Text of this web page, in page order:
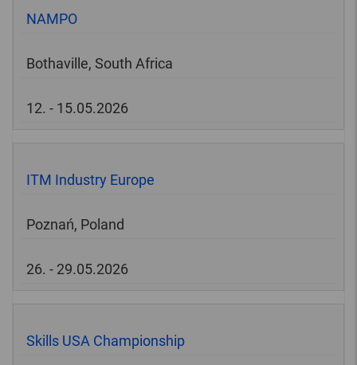
NAMPO
Bothaville, South Africa
12. - 15.05.2026
ITM Industry Europe
Poznań, Poland
26. - 29.05.2026
Skills USA Championship